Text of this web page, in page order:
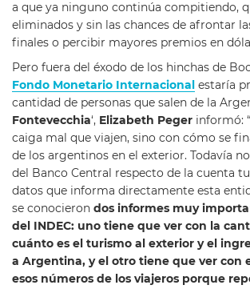
a que ya ninguno continúa compitiendo,
eliminados y sin las chances de afrontar
finales o percibir mayores premios en
Pero fuera del éxodo de los hinchas de
Fondo Monetario Internacional estaría
cantidad de personas que salen de la
Fontevecchia‘, Elizabeth Peger informó:
caiga mal que viajen, sino con cómo se
de los argentinos en el exterior. Todavía
del Banco Central respecto de la cuenta
datos que informa directamente esta
se conocieron dos informes muy
del INDEC: uno tiene que ver con la
cuánto es el turismo al exterior y el
a Argentina, y el otro tiene que ver con
esos números de los viajeros porque